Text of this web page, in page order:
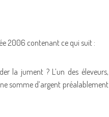
2006 contenant ce qui suit :
la jument ? L’un des éleveurs,
somme d’argent préalablement